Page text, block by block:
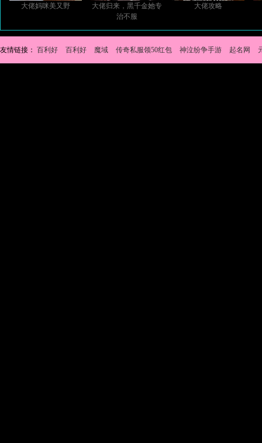
大佬妈咪美又野
大佬归来，黑千金她专
治不服
大佬攻略
友情链接： 百利好 百利好 魔域 传奇私服领50红包 神泣纷争手游 起名网